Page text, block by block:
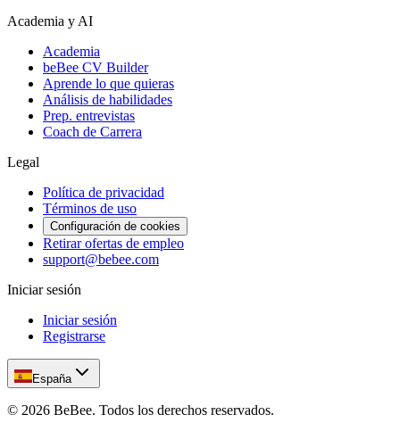
Academia y AI
Academia
beBee CV Builder
Aprende lo que quieras
Análisis de habilidades
Prep. entrevistas
Coach de Carrera
Legal
Política de privacidad
Términos de uso
Configuración de cookies
Retirar ofertas de empleo
support@bebee.com
Iniciar sesión
Iniciar sesión
Registrarse
España
© 2026 BeBee. Todos los derechos reservados.